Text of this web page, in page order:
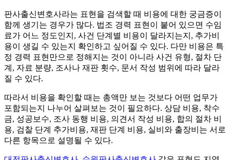
판사출신변호사라는 표현을 검색할 때 비용에 대한 궁금증이
함께 생기는 경우가 많다. 법조 경력 표현이 붙어 있으면 수임
료가 어느 정도인지, 사건 단계별 비용이 달라지는지, 추가비
용이 생길 수 있는지 확인하고 싶어질 수 있다. 다만 비용은 특
정 경력 표현만으로 정해지는 것이 아니라 사건 유형, 절차 단
계, 자료 분량, 조사나 재판 횟수, 문서 작성 범위에 따라 달라
질 수 있다.
따라서 비용을 확인할 때는 총액만 보는 것보다 어떤 업무가
포함되는지 나누어 살펴보는 것이 필요하다. 상담 비용, 착수
금, 성공보수, 조사 동행 비용, 의견서 작성 비용, 합의 절차 비
용, 검찰 단계 추가비용, 재판 단계 비용, 실비와 출장비는 서로
다른 항목으로 설명될 수 있다.